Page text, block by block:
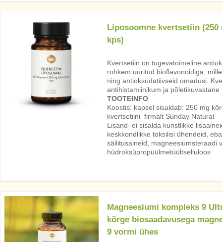
Liposoomne kvertsetiin (250
kps)
Kvertsetiin on tugevatoimeline
rohkem uuritud bioflavonoidiga,
ning antioksüdatiivseid omadusi.
antihistamiinikum ja põletikuvastane
TOOTEINFO
Koostis: kapsel sisaldab: 250 mg
kvertsetiini firmalt Sunday Natural
Lisand ei sisalda kunstlikke
keskkondlikke toksilisi ühendeid,
säilitusaineid, magneesiumsteraadi
hüdroksüpropüülmetüültselluloos
Magneesiumi kompleks 9
kõrge biosaadavusega
9 vormi ühes